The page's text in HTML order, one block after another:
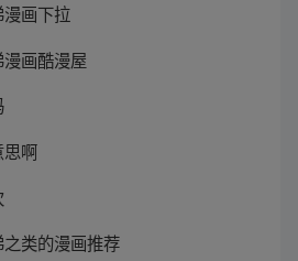
画下拉
画酷漫屋
啊
类的漫画推荐